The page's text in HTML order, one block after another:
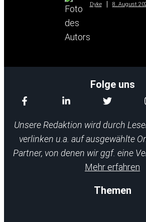
Dyke 8. August
Folge uns
Unsere Redaktion wird durch
verlinken u.a. auf ausgewählte
Partner, von denen wir ggf. eine
Mehr erfahren
Themen